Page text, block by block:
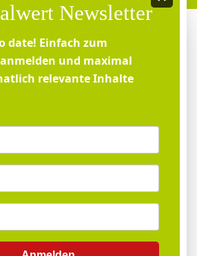
Newsletter
date! Einfach zum
und maximal
relevante Inhalte